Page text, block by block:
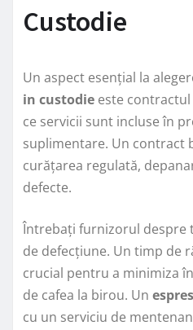
Custodie
Un aspect esențial la
in custodie este
ce servicii sunt incluse în
suplimentare. Un contract
curățarea regulată,
defecte.
Întrebați furnizorul despre
de defecțiune. Un timp de
crucial pentru a minimiza
de cafea la birou. Un
cu un serviciu de